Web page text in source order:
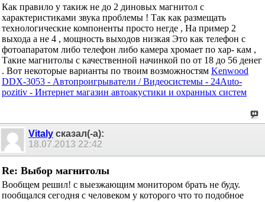
Как правило у такиж не до 2 диновых магнитол с
характеристиками звука проблемы ! Так как размещать
технологические компоненты просто негде , На пример 2
выхода а не 4 , мощность выходов низкая Это как телефон с
фотоапаратом либо телефон либо камера хромает по хар- кам ,
Такие магнитолы с качественной начинкой по от 18 до 56 денег
. Вот некоторые варианты по твоим возможностям Kenwood
DDX-3053 - Автопроигрыватели / Видеосистемы - 24Auto-
pozitiv - Интернет магазин автоакустики и охранных систем
Vitaly сказал(-а):
18.07.2013 22:42
Re: Выбор магнитолы
Вообщем решил! с выезжающим монитором брать не буду.
пообщался сегодня с человеком у которого что то подобное